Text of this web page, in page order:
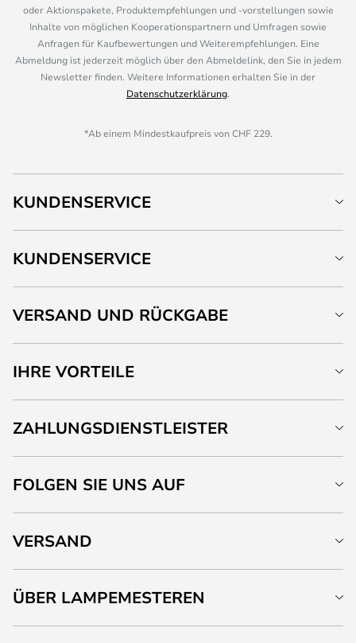
oder Aktionspakete, Produktempfehlungen und -vorstellungen sowie
Inhalte von möglichen Kooperationspartnern und Umfragen sowie
Anfragen für Kaufbewertungen und Weiterempfehlungen. Eine
Abmeldung ist jederzeit möglich über den Abmeldelink, den Sie in jedem
Newsletter finden. Weitere Informationen erhalten Sie in der
Datenschutzerklärung.
*Ab einem Mindestkaufpreis von CHF 229.
KUNDENSERVICE
KUNDENSERVICE
VERSAND UND RÜCKGABE
IHRE VORTEILE
ZAHLUNGSDIENSTLEISTER
FOLGEN SIE UNS AUF
VERSAND
ÜBER LAMPEMESTEREN